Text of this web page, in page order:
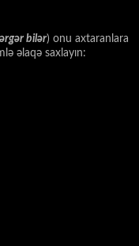
bilər) onu axtaranlara
əlaqə saxlayın: